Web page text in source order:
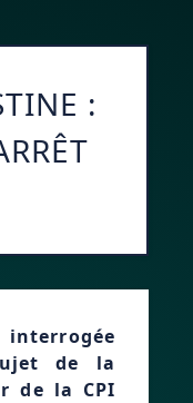
:
de la
de la CPI